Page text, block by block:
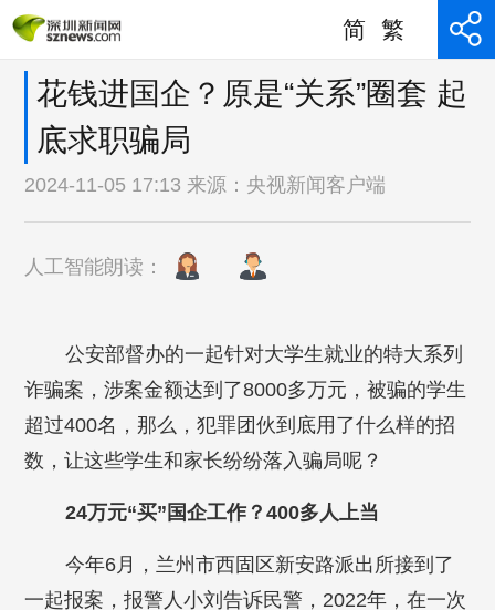
简 繁
花钱进国企？原是“关系”圈套 起
底求职骗局
2024-11-05 17:13 来源： 央视新闻客户端
人工智能朗读：
公安部督办的一起针对大学生就业的特大系列
诈骗案，涉案金额达到了8000多万元，被骗的学生
超过400名，那么，犯罪团伙到底用了什么样的招
数，让这些学生和家长纷纷落入骗局呢？
24万元“买”国企工作？400多人上当
今年6月，兰州市西固区新安路派出所接到了
一起报案，报警人小刘告诉民警，2022年，在一次